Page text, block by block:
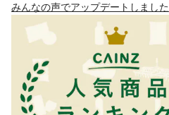
みんなの声でアップデートしました